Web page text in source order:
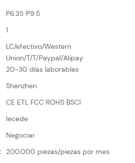
P6.35 P9.5
1
LC/efectivo/Western
Union/T/T/Paypal/Alipay
20-30 días laborables
Shenzhen
CE ETL FCC ROHS BSCI
lecede
Negociar
200.000 piezas/piezas por mes